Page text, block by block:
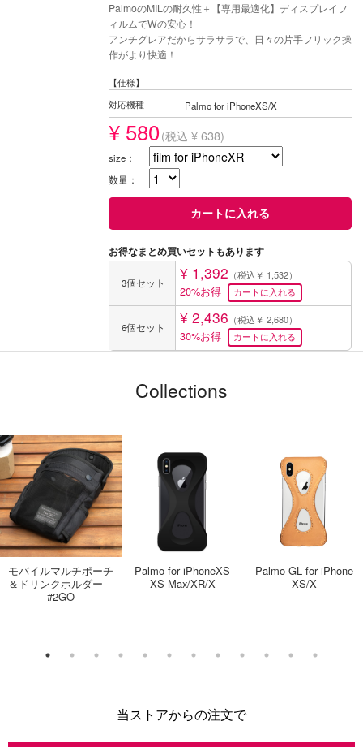
PalmoのMILの耐久性＋【専用最適化】ディスプレイフ
ィルムでWの安心！
アンチグレアだからサラサラで、日々の片手フリック操
作がより快適！
【仕様】
対応機種
Palmo for iPhoneXS/X
¥ 580(税込 ¥ 638)
size：
数量：
お得なまとめ買いセットもあります
3個セット ¥ 1,392 （税込￥ 1,532）
20%お得
6個セット ¥ 2,436 （税込￥ 2,680）
30%お得
Collections
モバイルマルチポーチ
＆ドリンクホルダー
#2GO
Palmo for iPhoneXS
XS Max/XR/X
Palmo GL for iPhone
XS/X
当ストアからの注文で